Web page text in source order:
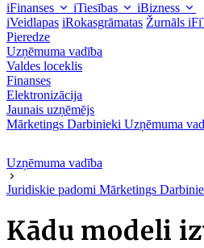
iFinanses iTiesības
iBizness
iVeidlapas iRokasgrāmatas Žurnāls
Pieredze
Uzņēmuma vadība
Valdes loceklis
Finanses
Elektronizācija
Jaunais uzņēmējs
Mārketings Darbinieki Uzņēmuma
Uzņēmuma vadība
Juridiskie padomi Mārketings
Kādu modeli